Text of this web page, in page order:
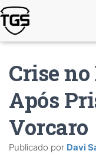
Crise
Após
Vorcaro
Publicado por Davi